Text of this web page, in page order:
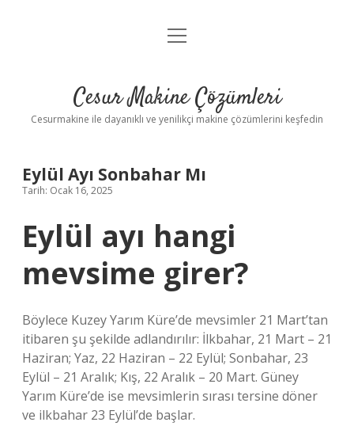
Anasayfa
Yasal Uyarı
menüyü
Cesur Makine Çözümleri
Cesurmakine ile dayanıklı ve yenilikçi makine çözümlerini keşfedin
Eylül Ayı Sonbahar Mı
Tarih: Ocak 16, 2025
Eylül ayı hangi
mevsime girer?
Böylece Kuzey Yarım Küre’de mevsimler 21 Mart’tan
itibaren şu şekilde adlandırılır: İlkbahar, 21 Mart – 21
Haziran; Yaz, 22 Haziran – 22 Eylül; Sonbahar, 23
Eylül – 21 Aralık; Kış, 22 Aralık – 20 Mart. Güney
Yarım Küre’de ise mevsimlerin sırası tersine döner
ve ilkbahar 23 Eylül’de başlar.